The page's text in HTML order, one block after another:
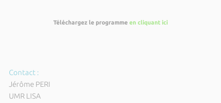
Téléchargez le programme en cliquant ici
Contact :
Jérôme PERI
UMR LISA